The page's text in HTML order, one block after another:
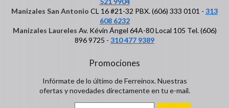
Manizales San Antonio CL 16 #21-32 PBX. (606) 333 0101 - 313
608 6232
Manizales Laureles Av. Kévin Ángel 64A-80 Local 105 Tel. (606)
896 9725 - 310 477 9389
Promociones
Infórmate de lo último de Ferreinox. Nuestras
ofertas y novedades directamente en tu e-mail.